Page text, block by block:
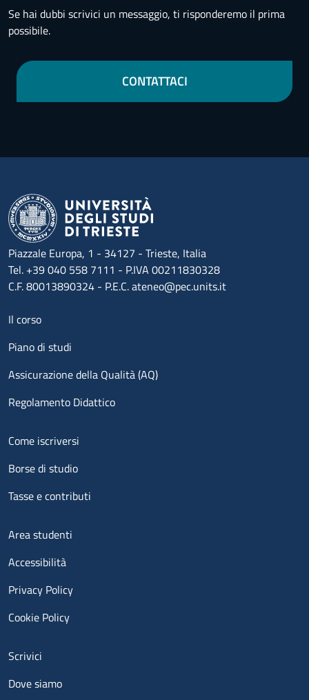
Se hai dubbi scrivici un messaggio, ti risponderemo il prima
possibile.
CONTATTACI
Piazzale Europa, 1 - 34127 - Trieste, Italia
Tel. +39 040 558 7111 - P.IVA 00211830328
C.F. 80013890324 - P.E.C. ateneo@pec.units.it
Menu footer 1
Il corso
Piano di studi
Assicurazione della Qualità (AQ)
Regolamento Didattico
Menu footer 2
Come iscriversi
Borse di studio
Tasse e contributi
Menu footer 3
Area studenti
Accessibilità
Privacy Policy
Cookie Policy
Menu contatti
Scrivici
Dove siamo